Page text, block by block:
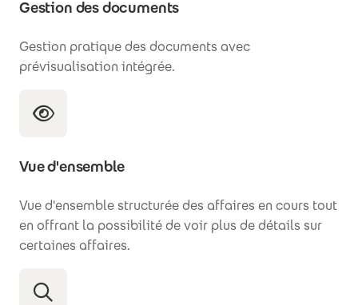
Gestion des documents
Gestion pratique des documents avec
prévisualisation intégrée.
Vue d'ensemble
Vue d'ensemble structurée des affaires en cours tout
en offrant la possibilité de voir plus de détails sur
certaines affaires.